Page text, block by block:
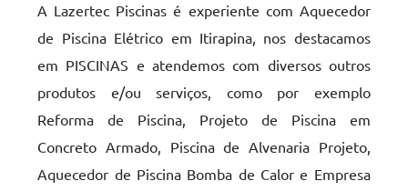
A Lazertec Piscinas é experiente com Aquecedor
de Piscina Elétrico em Itirapina, nos destacamos
em PISCINAS e atendemos com diversos outros
produtos e/ou serviços, como por exemplo
Reforma de Piscina, Projeto de Piscina em
Concreto Armado, Piscina de Alvenaria Projeto,
Aquecedor de Piscina Bomba de Calor e Empresa